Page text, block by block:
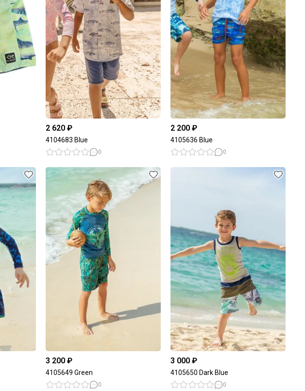
2 620 ₽
4104683 Blue
0
2 200 ₽
4105636 Blue
0
3 200 ₽
4105649 Green
0
3 000 ₽
4105650 Dark Blue
0